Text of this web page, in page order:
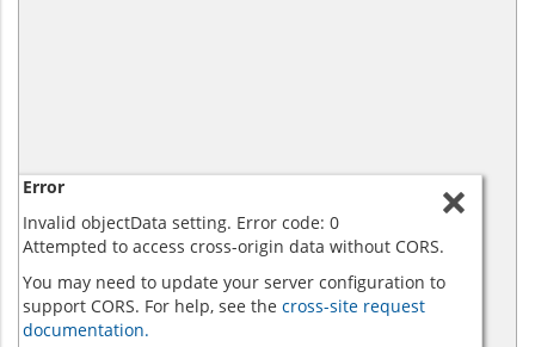
Error
Invalid objectData setting. Error code: 0
Attempted to access cross-origin data without CORS.
You may need to update your server configuration to
support CORS. For help, see the cross-site request
documentation.